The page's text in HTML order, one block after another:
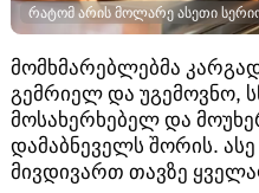
რატომ არის მოლარე ასეთი
მომხმარებლებმა კარგად
გემრიელ და უგემოვნო,
მოსახერხებელ და
დამაბნეველს შორის.
მივდივართ თავზე